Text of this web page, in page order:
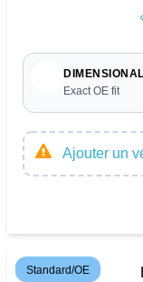
Exact OE fit
Ajouter un
Standard/OE